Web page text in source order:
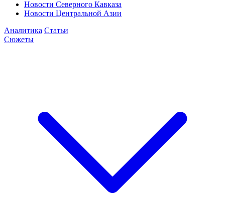
Новости Северного Кавказа
Новости Центральной Азии
Аналитика Статьи
Сюжеты